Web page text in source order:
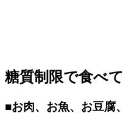
糖質制限で食べ
■お肉、お魚、お豆腐